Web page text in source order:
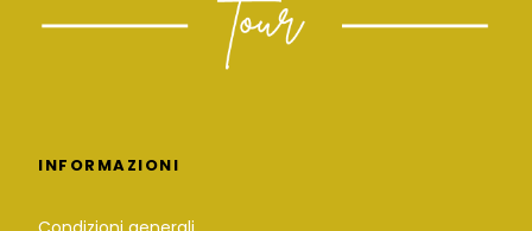
INFORMAZIONI